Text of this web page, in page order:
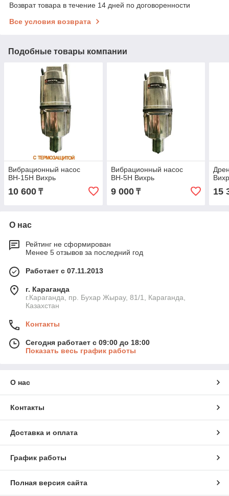
Возврат товара в течение 14 дней по договоренности
Все условия возврата
Подобные товары компании
Вибрационный насос
ВН-15Н Вихрь
10 600 ₸
Вибрационный насос
ВН-5Н Вихрь
9 000₸ 15
О нас
Рейтинг не сформирован
Менее 5 отзывов за последний год
Работает с 07.11.2013
г. Караганда
г.Караганда, пр. Бухар Жырау, 81/1, Караганда,
Казахстан
Контакты
Сегодня работает с 09:00 до 18:00
Показать весь график работы
О нас
Контакты
Доставка и оплата
График работы
Полная версия сайта